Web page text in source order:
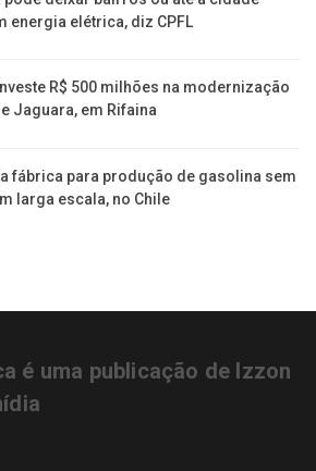
energia elétrica, diz CPFL
R$ 500 milhões na modernização
Jaguara, em Rifaina
fábrica para produção de gasolina sem
larga escala, no Chile
é uma publicação de Izzon